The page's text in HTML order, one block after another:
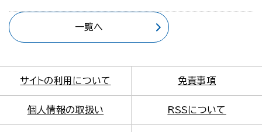
一覧へ
サイトの利用について 免責事項
個人情報の取扱い RSSについて